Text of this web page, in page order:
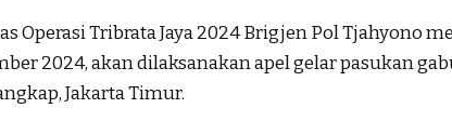
Operasi Tribrata Jaya 2024 Brigjen Pol Tjahyono
2024, akan dilaksanakan apel gelar pasukan
Jakarta Timur.